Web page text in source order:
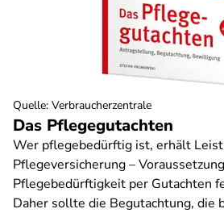
Das Pflegegutachten
Wer pflegebedürftig ist, erhält
Pflegeversicherung –
Pflegebedürftigkeit per Gutachten
Daher sollte die Begutachtung, die
Quelle: Verbraucherzentrale